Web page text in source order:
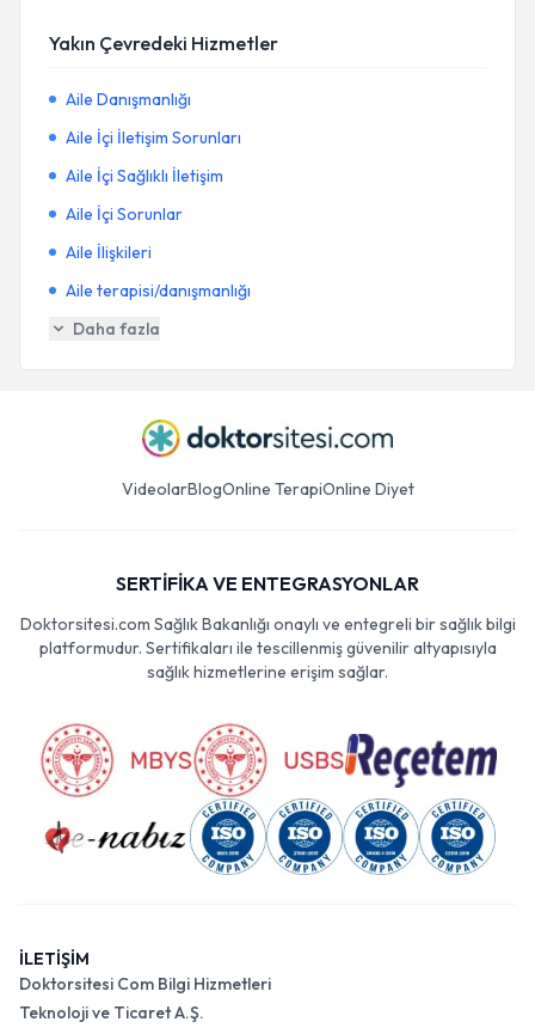
Yakın Çevredeki Hizmetler
Aile Danışmanlığı
Aile İçi İletişim Sorunları
Aile İçi Sağlıklı İletişim
Aile İçi Sorunlar
Aile İlişkileri
Aile terapisi/danışmanlığı
Daha fazla
VideolarBlogOnline TerapiOnline Diyet
SERTİFİKA VE ENTEGRASYONLAR
Doktorsitesi.com Sağlık Bakanlığı onaylı ve entegreli bir sağlık bilgi
platformudur. Sertifikaları ile tescillenmiş güvenilir altyapısıyla
sağlık hizmetlerine erişim sağlar.
İLETİŞİM
Doktorsitesi Com Bilgi Hizmetleri
Teknoloji ve Ticaret A.Ş.